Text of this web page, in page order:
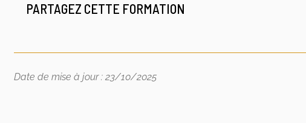
PARTAGEZ CETTE FORMATION
Date de mise à jour : 23/10/2025